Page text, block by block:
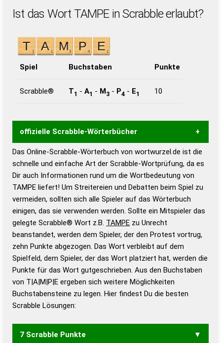
Ist das Wort TAMPE in Scrabble erlaubt?
Spiel Buchstaben Punkte
Scrabble® T1 - A1 - M3 - P4 - E1 10
offizielle Scrabble-Wörterbücher
Wortwurzel liefert mit Hilfe eines semantischen
Wortanalyse-Algorithmus gute Anhaltspunkte zu
Wortbedeutung, Worttrennung und Wortform, um die
Gültigkeit eines Wortes für das Scrabble-Spiel zu
bestimmen!
zugelassene Turnier Scrabble-
Wörterbücher sind:
Duden – Standardwerk in 12 Bänden
Duden – Richtiges und gutes
Deutsch
Duden – Die deutsche Grammatik
Duden – Deutsches
Das Online-Scrabble-Wörterbuch von wortwurzel.de ist die
schnelle und einfache Art der Scrabble-Wortprüfung, da es
Dir auch Informationen rund um die Wortbedeutung von
TAMPE liefert! Um Streitereien und Debatten beim Spiel zu
vermeiden, sollten sich alle Spieler auf das Wörterbuch
einigen, das sie verwenden werden. Sollte ein Mitspieler das
gelegte Scrabble® Wort z.B. TAMPE zu Unrecht
beanstandet, werden dem Spieler, der den Protest vortrug,
zehn Punkte abgezogen. Das Wort verbleibt auf dem
Spielfeld, dem Spieler, der das Wort platziert hat, werden die
Punkte für das Wort gutgeschrieben. Aus den Buchstaben
von T|A|M|P|E ergeben sich weitere Möglichkeiten
Buchstabensteine zu legen. Hier findest Du die besten
Scrabble Lösungen:
7 Scrabble Punkte